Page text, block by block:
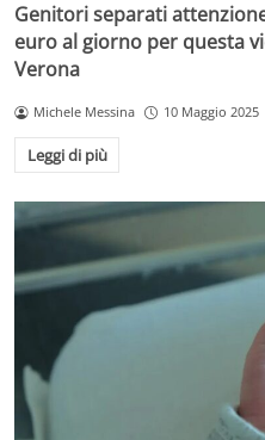
Genitori separati
euro al giorno per questa
Verona
Michele Messina 10 Maggio 2025
Leggi di più